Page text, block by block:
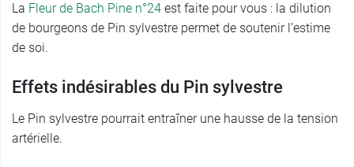
La Fleur de Bach Pine n°24 est faite pour vous : la dilution
de bourgeons de Pin sylvestre permet de soutenir l’estime
de soi.
Effets indésirables du Pin sylvestre
Le Pin sylvestre pourrait entraîner une hausse de la tension
artérielle.